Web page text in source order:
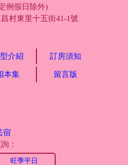
例假日除外)
村東里十五街41-1號
介紹 訂房須知
本集 留言版
宿
：
旺季平日